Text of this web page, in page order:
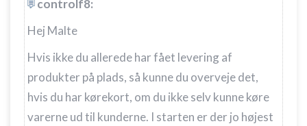
controlf8:
Hej Malte
Hvis ikke du allerede har fået levering af
produkter på plads, så kunne du overveje det,
hvis du har kørekort, om du ikke selv kunne køre
varerne ud til kunderne. I starten er der jo højest